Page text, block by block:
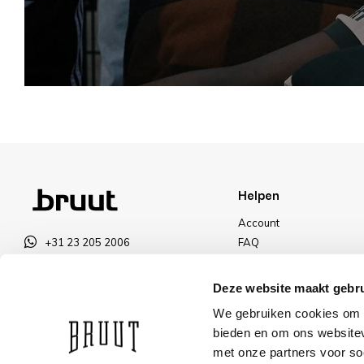
Deze website maakt
We gebruiken cookies
bieden en om ons
met onze partners voor
+31 23 205 2006
OPENINGSTIJDEN
Helpen
Account
FAQ
Betalen
Kortingen